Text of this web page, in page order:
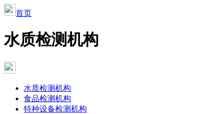
首页
水质检测机构
水质检测机构
食品检测机构
特种设备检测机构